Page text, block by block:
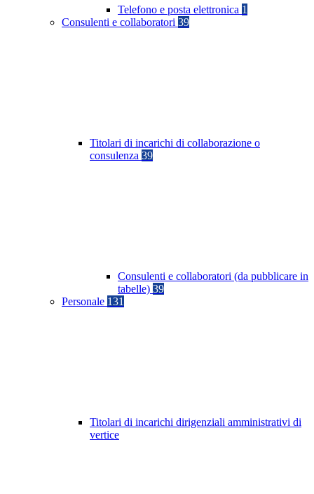
Telefono e posta elettronica 1
Consulenti e collaboratori 39
Titolari di incarichi di collaborazione o
consulenza 39
Consulenti e collaboratori (da pubblicare in
tabelle) 39
Personale 131
Titolari di incarichi dirigenziali amministrativi di
vertice